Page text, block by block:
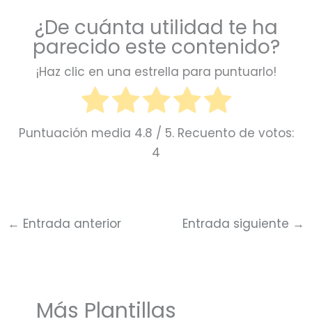
¿De cuánta utilidad te ha
parecido este contenido?
¡Haz clic en una estrella para puntuarlo!
Puntuación media 4.8 / 5. Recuento de votos:
4
← Entrada anterior Entrada siguiente →
Más Plantillas